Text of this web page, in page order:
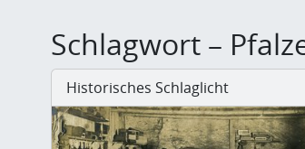
Schlagwort –
Historisches Schlaglicht